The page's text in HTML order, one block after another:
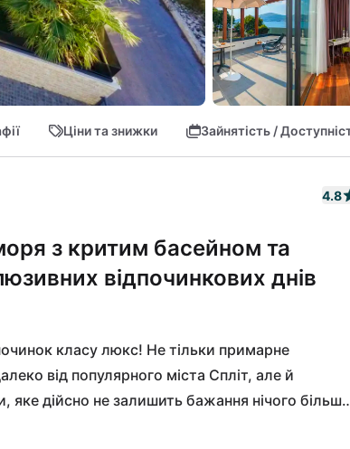
Ціни та знижки Зайнятість /
4.8
з критим басейном та
відпочинкових днів
класу люкс! Не тільки примарне
від популярного міста Спліт, але й
яке дійсно не залишить бажання нічого
Пляж Копакабана з гравієм,